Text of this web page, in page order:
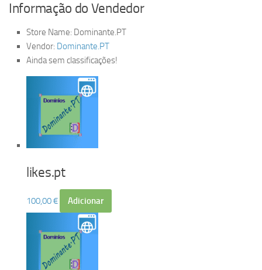
Informação do Vendedor
Store Name: Dominante.PT
Vendor: Dominante.PT
Ainda sem classificações!
likes.pt
100,00€ Adicionar